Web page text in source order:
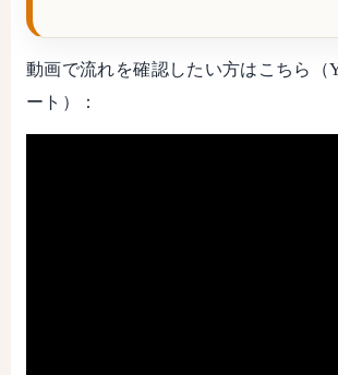
動画で流れを確認したい方はこちら（
ート）：